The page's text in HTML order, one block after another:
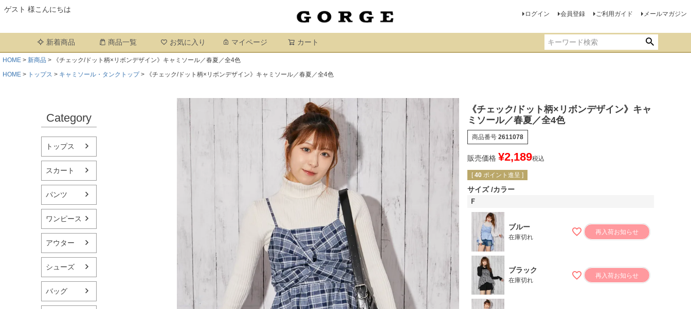
ゲスト 様こんにちは
ログイン 会員登録 ご利用ガイド メールマガジン
新着商品 商品一覧 お気に入り マイページ カート
HOME 新商品
《チェック/ドット柄×リボンデザイン》キャミソール／春夏／全4色
HOME
トップス キャミソール・タンクトップ 《チェック/ドット柄×リボンデザイン》キャミソール／春夏／全4色
Category
トップス
スカート
パンツ
ワンピース
アウター
シューズ
バッグ
《チェック/ドット柄×リボンデザイン》キャ
ミソール／春夏／全4色
商品番号 2611078
販売価格 ¥2,189税込
[ 40 ポイント進呈 ]
サイズ カラー
Ｆ
ブルー
在庫切れ
再入荷お知らせ
ブラック
在庫切れ
再入荷お知らせ